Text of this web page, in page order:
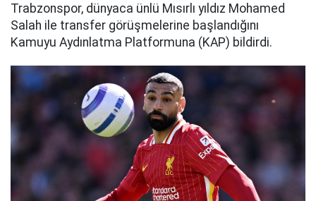
Trabzonspor, dünyaca ünlü Mısırlı yıldız Mohamed
Salah ile transfer görüşmelerine başlandığını
Kamuyu Aydınlatma Platformuna (KAP) bildirdi.